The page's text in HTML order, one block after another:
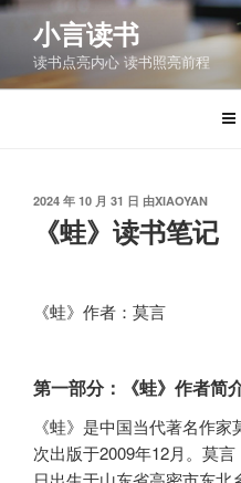
跳
容
小言读书
读书点亮内心 读书照亮前程
发
2024 年 10 月 31 日 由XIAOYAN
《蛙》读书笔记
《蛙》作者：莫言
第一部分：《蛙》作者简
《蛙》是中国当代著名作
次出版于2009年12月。莫